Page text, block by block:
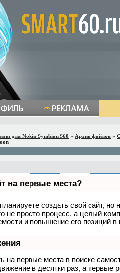
для Nokia Symbian S60 » Архив файлов »
на первые места?
создать свой сайт, но
не просто процесс, а целый
и повышение его позиций в
на первые места в поиске
в десятки раз, а первые